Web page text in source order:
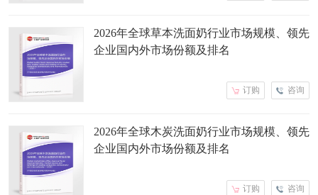
2026年全球草本洗面奶行业市场规模、领先
企业国内外市场份额及排名
咨询
订购
2026年全球木炭洗面奶行业市场规模、领先
企业国内外市场份额及排名
咨询
订购